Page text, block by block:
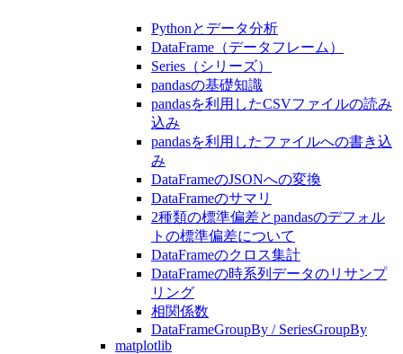
Pythonとデータ分析
DataFrame（データフレーム）
Series（シリーズ）
pandasの基礎知識
pandasを利用したCSVファイルの読み
込み
pandasを利用したファイルへの書き込
み
DataFrameのJSONへの変換
DataFrameのサマリ
2種類の標準偏差とpandasのデフォル
トの標準偏差について
DataFrameのクロス集計
DataFrameの時系列データのリサンプ
リング
相関係数
DataFrameGroupBy / SeriesGroupBy
matplotlib